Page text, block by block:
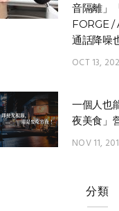
音隔離」
FORGE /
通話降噪
OCT 13,
一個人也
夜美食」
NOV 11,
分類